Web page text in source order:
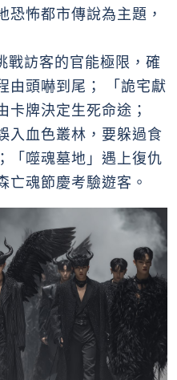
恐怖都市傳說為主題，
戰訪客的官能極限，確
由頭嚇到尾； 「詭宅獻
卡牌決定生死命途；
入血色叢林，要躲過食
「噬魂墓地」遇上復仇
亡魂節慶考驗遊客。